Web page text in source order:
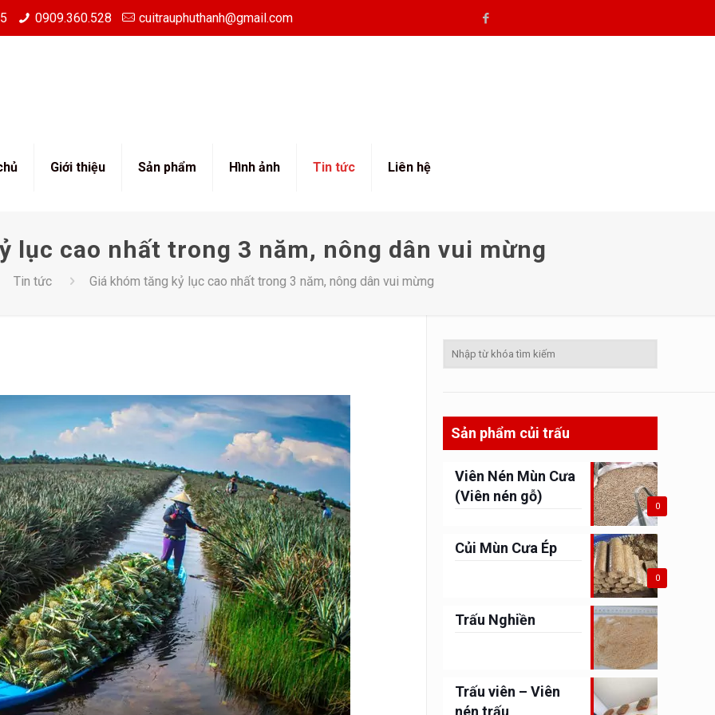
0909.360.528 cuitrauphuthanh@gmail.com
Giới thiệu Sản phẩm Hình ảnh Tin tức Liên hệ
lục cao nhất trong 3 năm, nông dân vui mừng
Tin tức Giá khóm tăng kỷ lục cao nhất trong 3 năm, nông dân vui mừng
Sản phẩm củi trấu
0
Viên Nén Mùn Cưa
(Viên nén gỗ)
0
Củi Mùn Cưa Ép
Trấu Nghiền
Trấu viên – Viên
nén trấu